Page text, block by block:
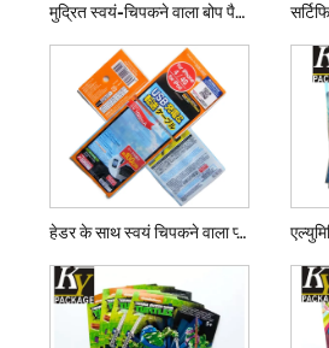
मुद्रित स्वयं-चिपकने वाला बोप पैकिंग बैग
हेडर के साथ स्वयं चिपकने वाला प्लास्टिक बैग